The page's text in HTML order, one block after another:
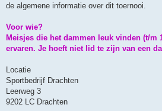
de algemene informatie over dit toernooi.
Voor wie?
Meisjes die het dammen leuk vinden (t/m
ervaren. Je hoeft niet lid te zijn van een
Locatie
Sportbedrijf Drachten
Leerweg 3
9202 LC Drachten